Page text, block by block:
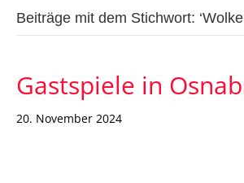
Beiträge mit dem Stichwort:
Gastspiele in
20. November 2024